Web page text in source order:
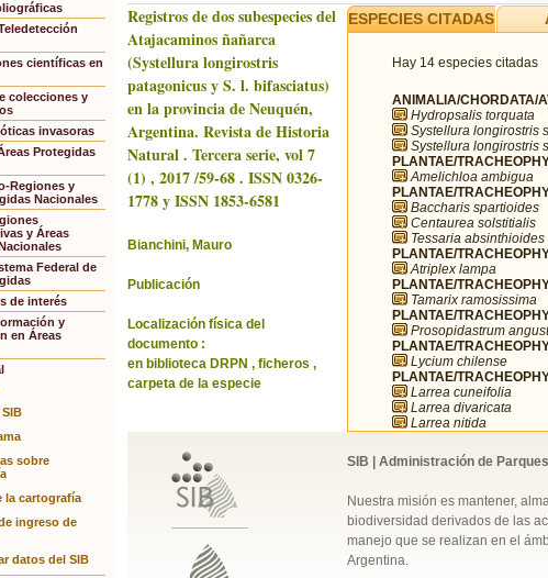
científicas en
colecciones y
invasoras
Protegidas
Regiones y
Nacionales
y Áreas
Federal de
de interés
y
en Áreas
sobre
la cartografía
ingreso de
datos del SIB
Registros de dos subespecies del
Atajacaminos ñañarca
(Systellura longirostris
patagonicus y S. l. bifasciatus)
en la provincia de Neuquén,
Argentina. Revista de Historia
Natural . Tercera serie, vol 7
(1) , 2017 /59-68 . ISSN 0326-
1778 y ISSN 1853-6581
Bianchini, Mauro
Publicación
Localización física del
documento :
en biblioteca DRPN , ficheros ,
carpeta de la especie
ESPECIES CITADAS
Hay 14 especies citadas
ANIMALIA/CHORDATA/
Hydropsalis torquata
Systellura longirostris
Systellura longirostris
PLANTAE/
Amelichloa ambigua
PLANTAE/
Baccharis spartioides
Centaurea solstitialis
Tessaria absinthioides
PLANTAE/
Atriplex lampa
PLANTAE/
Tamarix ramosissima
PLANTAE/
Prosopidastrum
PLANTAE/
Lycium chilense
PLANTAE/
Larrea cuneifolia
Larrea divaricata
Larrea nitida
SIB | Administración de
Nuestra misión es mantener,
biodiversidad derivados de las
manejo que se realizan en el
Argentina.